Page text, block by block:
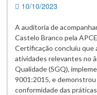
10/10/2023
A auditoria de
Castelo Branco pela
Certificação concluiu que
atividades relevantes no
Qualidade (SGQ),
9001:2015, e
conformidade das